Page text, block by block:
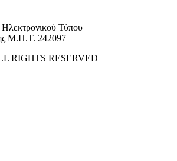
Τύπου
Μ.Η.Τ. 242097
RIGHTS RESERVED